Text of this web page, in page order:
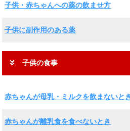
子供・赤ちゃんへの薬の飲ませ方
子供に副作用のある薬
子供の食事
赤ちゃんが母乳・ミルクを飲まないと
赤ちゃんが離乳食を食べないとき